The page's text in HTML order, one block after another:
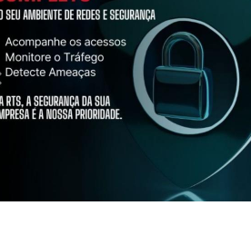
Case de Otimização de SEO para
Clínica Veterinária